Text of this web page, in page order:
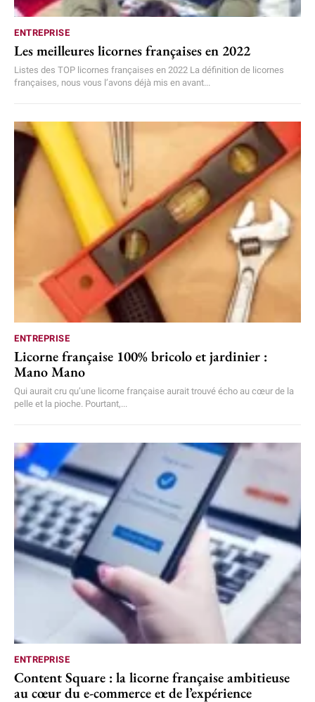
ENTREPRISE
Les meilleures licornes françaises en 2022
Listes des TOP licornes françaises en 2022 La définition de licornes
françaises, nous vous l’avons déjà mis en avant...
ENTREPRISE
Licorne française 100% bricolo et jardinier :
Mano Mano
Qui aurait cru qu’une licorne française aurait trouvé écho au cœur de la
pelle et la pioche. Pourtant,...
ENTREPRISE
Content Square : la licorne française ambitieuse
au cœur du e-commerce et de l’expérience